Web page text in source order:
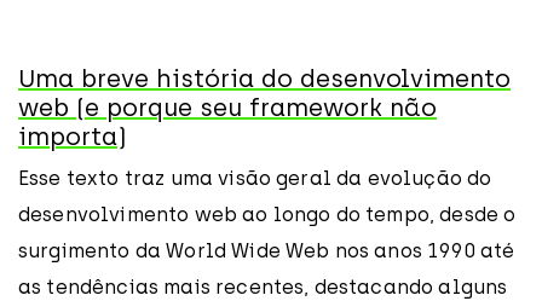
Uma breve história do desenvolvimento
web (e porque seu framework não
importa)
Esse texto traz uma visão geral da evolução do
desenvolvimento web ao longo do tempo, desde o
surgimento da World Wide Web nos anos 1990 até
as tendências mais recentes, destacando alguns